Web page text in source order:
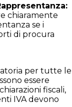
chiaramente
se i
di procura
per tutte le
essere
fiscali,
IVA devono